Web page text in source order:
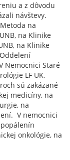
a z dôvodu
návštevy.
na
na Klinike
na Klinike
Nemocnici Staré
LF UK,
sú zakázané
medicíny, na
na
V nemocnici
onkológie, na